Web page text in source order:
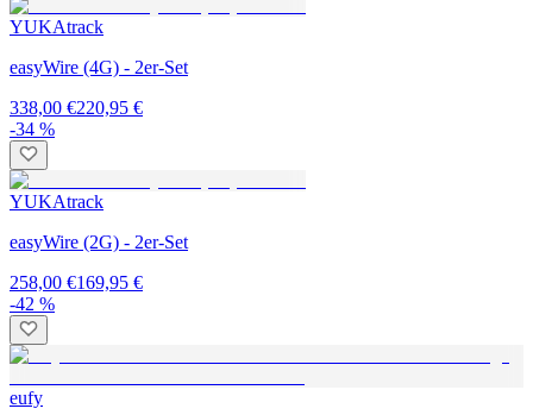
YUKAtrack
easyWire (4G) - 2er-Set
338,00 €220,95 €
-34 %
YUKAtrack
easyWire (2G) - 2er-Set
258,00 €169,95 €
-42 %
eufy